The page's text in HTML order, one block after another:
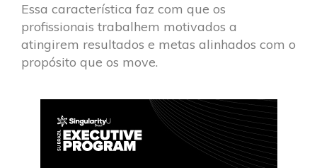
Essa característica faz com que os
profissionais trabalhem motivados a
atingirem resultados e metas alinhados com o
propósito que os move.